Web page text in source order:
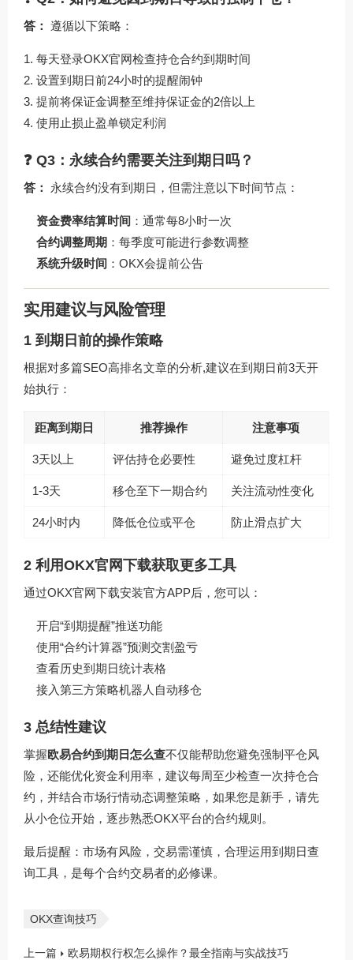
答： 遵循以下策略：
每天登录OKX官网检查持仓合约到期时间
设置到期日前24小时的提醒闹钟
提前将保证金调整至维持保证金的2倍以上
使用止损止盈单锁定利润
❓ Q3：永续合约需要关注到期日吗？
答： 永续合约没有到期日，但需注意以下时间节点：
资金费率结算时间 ：通常每8小时一次
合约调整周期 ：每季度可能进行参数调整
系统升级时间 ：OKX会提前公告
实用建议与风险管理
1 到期日前的操作策略
根据对多篇SEO高排名文章的分析,建议在到期日前3天开
始执行：
距离到期日 推荐操作 注意事项
3天以上 评估持仓必要性 避免过度杠杆
1-3天 移仓至下一期合约 关注流动性变化
24小时内 降低仓位或平仓 防止滑点扩大
2 利用OKX官网下载获取更多工具
通过OKX官网下载安装官方APP后，您可以：
开启“到期提醒”推送功能
使用“合约计算器”预测交割盈亏
查看历史到期日统计表格
接入第三方策略机器人自动移仓
3 总结性建议
掌握欧易合约到期日怎么查不仅能帮助您避免强制平仓风
险，还能优化资金利用率，建议每周至少检查一次持仓合
约，并结合市场行情动态调整策略，如果您是新手，请先
从小仓位开始，逐步熟悉OKX平台的合约规则。
最后提醒：市场有风险，交易需谨慎，合理运用到期日查
询工具，是每个合约交易者的必修课。
OKX查询技巧
上一篇
欧易期权行权怎么操作？最全指南与实战技巧